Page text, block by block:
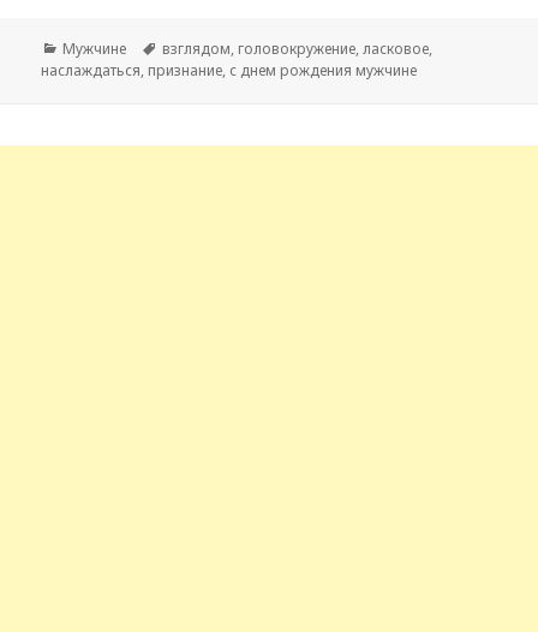
Рубрики
Мужчине Метки
взглядом, головокружение,ласковое,
наслаждаться, признание, с днем рождения мужчине